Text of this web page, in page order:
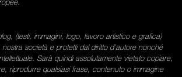
(testi, immagini, logo, lavoro artistico e grafica)
società e protetti dal diritto d’autore nonché
Sarà quindi assolutamente vietato copiare,
riprodurre qualsiasi frase, contenuto o immagine